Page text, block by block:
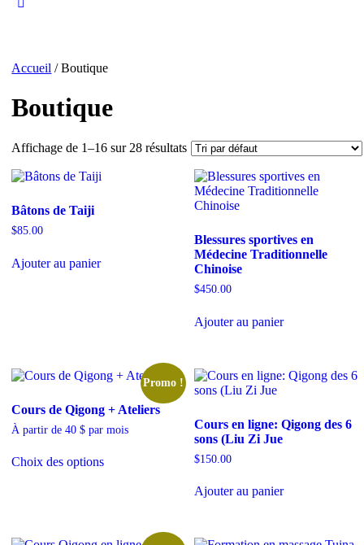
Accueil / Boutique
Boutique
Affichage de 1–16 sur 28 résultats
Bâtons de Taiji
$85.00
Ajouter au panier
Blessures sportives en
Médecine Traditionnelle
Chinoise
$450.00
Ajouter au panier
Promo !
Cours de Qigong + Ateliers
À partir de 40 $ par mois
Choix des options
Cours en ligne: Qigong des 6
sons (Liu Zi Jue
$150.00
Ajouter au panier